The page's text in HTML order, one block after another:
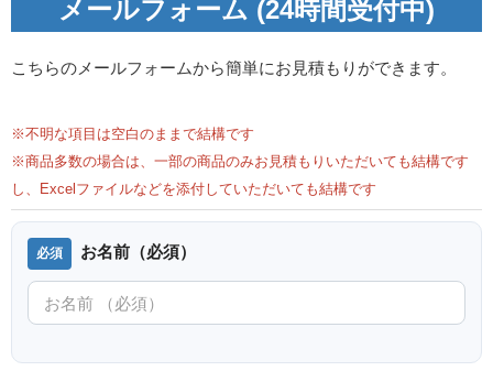
メールフォーム (24時間受付中)
こちらのメールフォームから簡単にお見積もりができます。
※不明な項目は空白のままで結構です
※商品多数の場合は、一部の商品のみお見積もりいただいても結構です
し、Excelファイルなどを添付していただいても結構です
お名前（必須）